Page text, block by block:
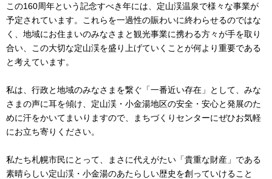
この160周年という記念すべき年には、定山渓温泉で様々な事業が
予定されています。これらを一過性の賑わいに終わらせるのではな
く、地域にお住まいのみなさまと観光事業に携わる方々が手を取り
合い、この大切な定山渓を盛り上げていくことが何より重要である
と考えています。
私は、行政と地域のみなさまを繋ぐ「一番近い存在」として、みな
さまの声に耳を傾け、定山渓・小金湯地区の安全・安心と発展のた
めに汗をかいてまいりますので、まちづくりセンターにぜひお気軽
にお立ち寄りください。
私たち札幌市民にとって、まさに代えがたい「貴重な財産」である
素晴らしい定山渓・小金湯のあたらしい歴史を創っていけること